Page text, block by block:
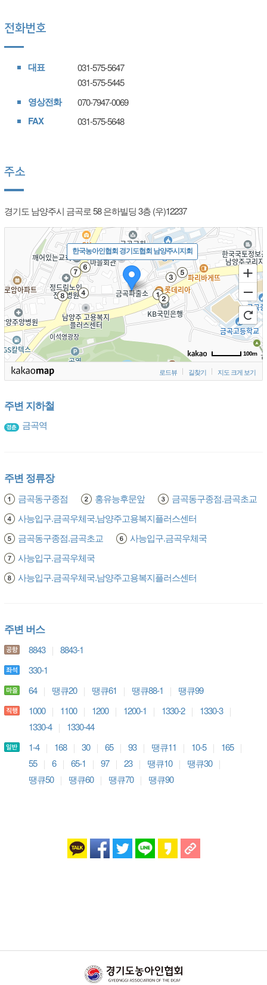
전화번호
대표
031-575-5647
031-575-5445
영상전화 070-7947-0069
FAX 031-575-5648
주소
경기도 남양주시 금곡로 58 은하빌딩 3층 (우)12237
한국농아인협회 경기도협회 남양주시지회
100m
로드뷰 길찾기 지도 크게 보기
주변 지하철
금곡역
주변 정류장
금곡동구종점 홍유능후문앞
금곡동구종점.금곡초교
사능입구.금곡우체국.남양주고용복지플러스센터
금곡동구종점.금곡초교
사능입구.금곡우체국
사능입구.금곡우체국
사능입구.금곡우체국.남양주고용복지플러스센터
주변 버스
8843
8843-1
330-1
64
땡큐20 땡큐61 땡큐88-1
땡큐99
1000
1100 1200 1200-1 1330-2
1330-3
1330-4
1330-44
1-4
168 30 65 93 땡큐11 10-5
165
55
6 65-1 97 23 땡큐10
땡큐30
땡큐50
땡큐60 땡큐70 땡큐90